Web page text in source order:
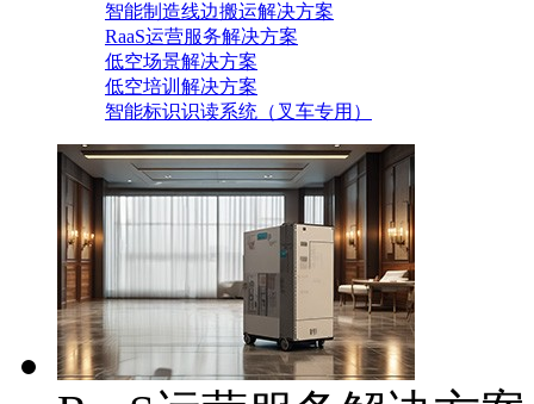
智能制造线边搬运解决方案
RaaS运营服务解决方案
低空场景解决方案
低空培训解决方案
智能标识识读系统（叉车专用）